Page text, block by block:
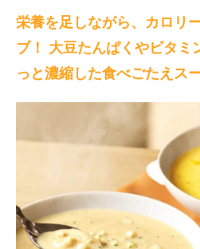
栄養を足しながら、カロリ
ブ！ 大豆たんぱくやビタミ
っと濃縮した食べごたえス